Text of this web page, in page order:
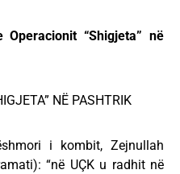
“Shigjeta” në
NË PASHTRIK
i kombit, Zejnullah
“në UÇK u radhit në